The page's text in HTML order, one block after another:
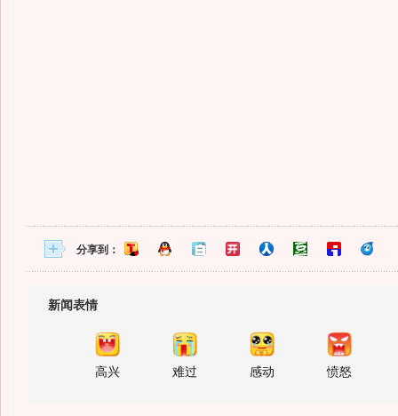
分享到：
新闻表情
高兴 难过 感动 愤怒